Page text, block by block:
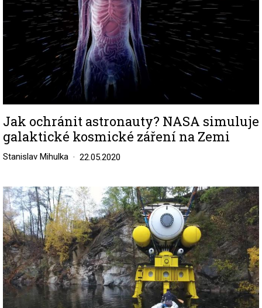
Jak ochránit astronauty? NASA simuluje
galaktické kosmické záření na Zemi
Stanislav Mihulka 22.05.2020
Image